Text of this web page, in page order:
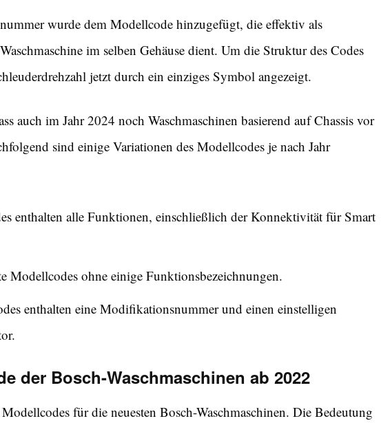
wurde dem Modellcode hinzugefügt, die effektiv als
im selben Gehäuse dient. Um die Struktur des Codes
jetzt durch ein einziges Symbol angezeigt.
auch im Jahr 2024 noch Waschmaschinen basierend auf Chassis vor
sind einige Variationen des Modellcodes je nach Jahr
enthalten alle Funktionen, einschließlich der Konnektivität für Smart
Modellcodes ohne einige Funktionsbezeichnungen.
enthalten eine Modifikationsnummer und einen einstelligen
der Bosch-Waschmaschinen ab 2022
für die neuesten Bosch-Waschmaschinen. Die Bedeutung